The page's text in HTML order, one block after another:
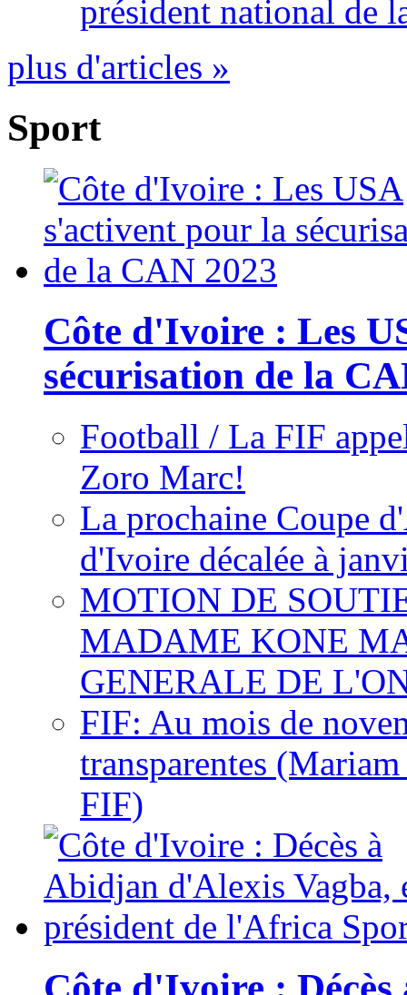
président national de
plus d'articles »
Sport
Côte d'Ivoire : Les
sécurisation de la
Football / La FIF
Zoro Marc!
La prochaine Coupe
d'Ivoire décalée à
MOTION DE
MADAME KONE
GENERALE DE
FIF: Au mois de
transparentes
FIF)